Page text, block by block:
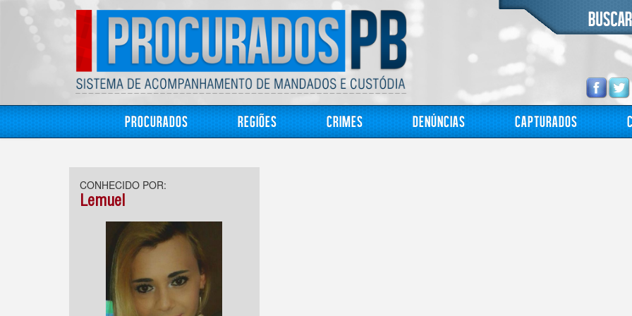
Procurados Regiões Crimes Denúncias Capturados
CONHECIDO POR:
Lemuel